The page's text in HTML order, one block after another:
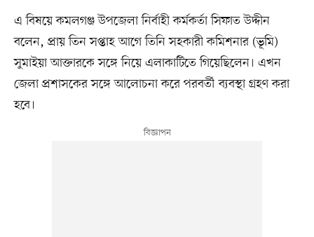
এ বিষয়ে কমলগঞ্জ উপজেলা নির্বাহী কর্মকর্তা সিফাত উদ্দীন
বলেন, প্রায় তিন সপ্তাহ আগে তিনি সহকারী কমিশনার (ভূমি)
সুমাইয়া আক্তারকে সঙ্গে নিয়ে এলাকাটিতে গিয়েছিলেন। এখন
জেলা প্রশাসকের সঙ্গে আলোচনা করে পরবর্তী ব্যবস্থা গ্রহণ করা
হবে।